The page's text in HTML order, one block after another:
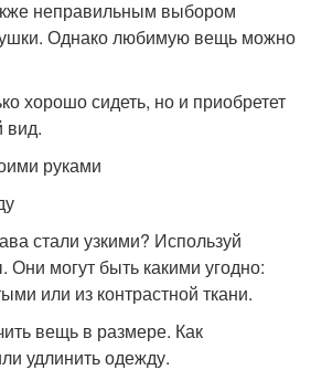
неправильным выбором
Однако любимую вещь можно
хорошо сидеть, но и приобретет
вид.
руками
стали узкими? Используй
могут быть какими угодно:
или из контрастной ткани.